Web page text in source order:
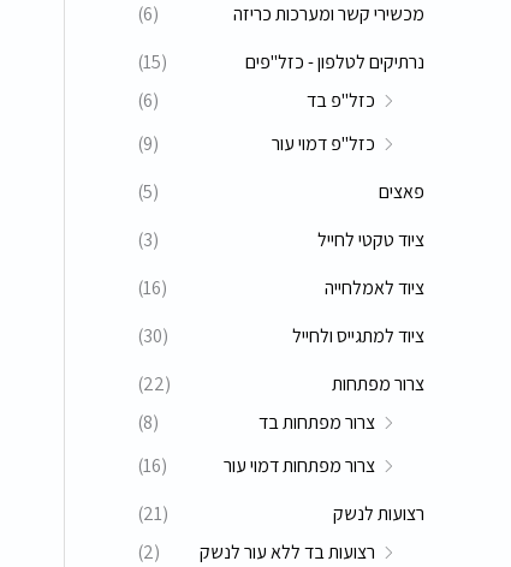
מכשירי קשר ומערכות כריזה
(6)
נרתיקים לטלפון - כזל"פים
(15)
כזל"פ בד
(6)
כזל"פ דמוי עור
(9)
פאצים
(5)
ציוד טקטי לחייל
(3)
ציוד לאמלחייה
(16)
ציוד למתגייס ולחייל
(30)
צרור מפתחות
(22)
צרור מפתחות בד
(8)
צרור מפתחות דמוי עור
(16)
רצועות לנשק
(21)
רצועות בד ללא עור לנשק
(2)